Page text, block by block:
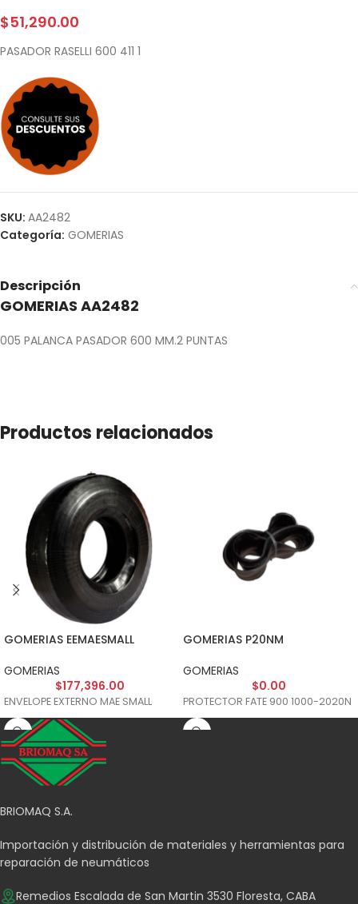
$51,290.00
PASADOR RASELLI 600 411 1
SKU: AA2482
Categoría: GOMERIAS
Descripción
GOMERIAS AA2482
005 PALANCA PASADOR 600 MM.2 PUNTAS
Productos relacionados
GOMERIAS EEMAESMALL
GOMERIAS
$177,396.00
ENVELOPE EXTERNO MAE SMALL
GOMERIAS P20NM
GOMERIAS
$0.00
PROTECTOR FATE 900 1000-2020N
BRIOMAQ S.A.
Importación y distribución de materiales y herramientas para
reparación de neumáticos
Remedios Escalada de San Martin 3530 Floresta, CABA